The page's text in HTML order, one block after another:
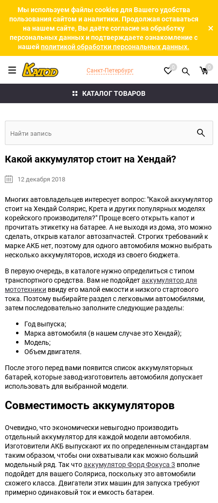
Мы используем файлы cookies для Вашего удобства
пользования сайтом и аналитики. Продолжая оставаться
на нашем сайте, Вы даёте согласие на обработку
персональных данных и подтверждаете ознакомление с
нашейполитикой обработки персональных данных.
КАТАЛОГ ТОВАРОВ
Санкт-Петербург 0 0
Какой аккумулятор стоит на Хендай?
12 декабря 2018
Многих автовладельцев интересует вопрос: "Какой аккумулятор
стоит на Хендай Солярис, Крета и других популярных моделях
корейского производителя?" Проще всего открыть капот и
прочитать этикетку на батарее. А не выходя из дома, это можно
сделать, открыв каталог автозапчастей. Строгих требований к
марке АКБ нет, поэтому для одного автомобиля можно выбрать
несколько аккумуляторов, исходя из своего бюджета.
В первую очередь, в каталоге нужно определиться с типом
транспортного средства. Вам не подойдетаккумулятор для
мототехники ввиду его малой емкости и низкого стартового
тока. Поэтому выбирайте раздел с легковыми автомобилями,
затем последовательно заполните следующие разделы:
Год выпуска;
Марка автомобиля (в нашем случае это Хендай);
Модель;
Объем двигателя.
После этого перед вами появится список аккумуляторных
батарей, которые завод-изготовитель автомобиля допускает
использовать для выбранной модели.
Совместимость аккумуляторов
Очевидно, что экономически невыгодно производить
отдельный аккумулятор для каждой модели автомобиля.
Изготовители АКБ выпускают их по определенным стандартам
таким образом, чтобы они охватывали как можно больший
модельный ряд. Так чтоаккумулятор Форд Фокуса 3 вполне
подойдет для вашего Соляриса, поскольку это автомобили
схожего класса. Двигатели этих машин для запуска требуют
примерно одинаковый ток и емкость батареи.